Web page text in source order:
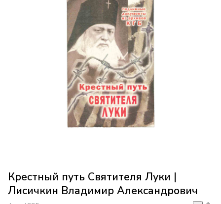
Крестный путь Святителя Луки |
Лисичкин Владимир Александрович